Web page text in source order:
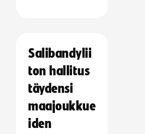
Salibandylii
ton hallitus
täydensi
maajoukkue
iden